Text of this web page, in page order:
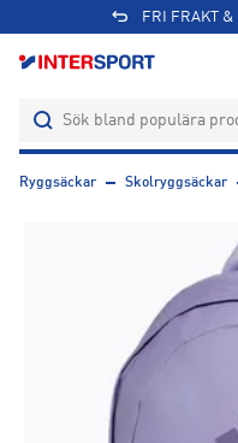
FRI FRAKT
Ryggsäckar Skolryggsäckar